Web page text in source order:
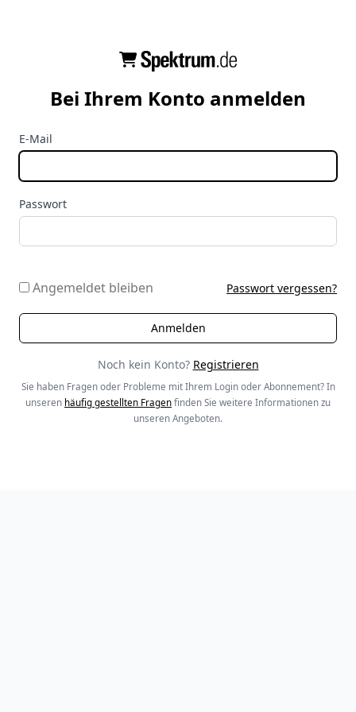
Bei Ihrem Konto anmelden
E-Mail
Passwort
Angemeldet bleiben Passwort vergessen?
Noch kein Konto? Registrieren
Sie haben Fragen oder Probleme mit Ihrem Login oder Abonnement? In
unseren häufig gestellten Fragen finden Sie weitere Informationen zu
unseren Angeboten.